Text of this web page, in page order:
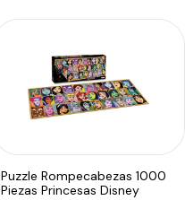
Puzzle Rompecabezas 1000
Piezas Princesas Disney